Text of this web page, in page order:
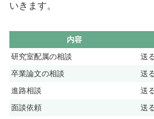
いきます。
内容
研究室配属の相談
送
卒業論文の相談
送
進路相談
送
面談依頼
送